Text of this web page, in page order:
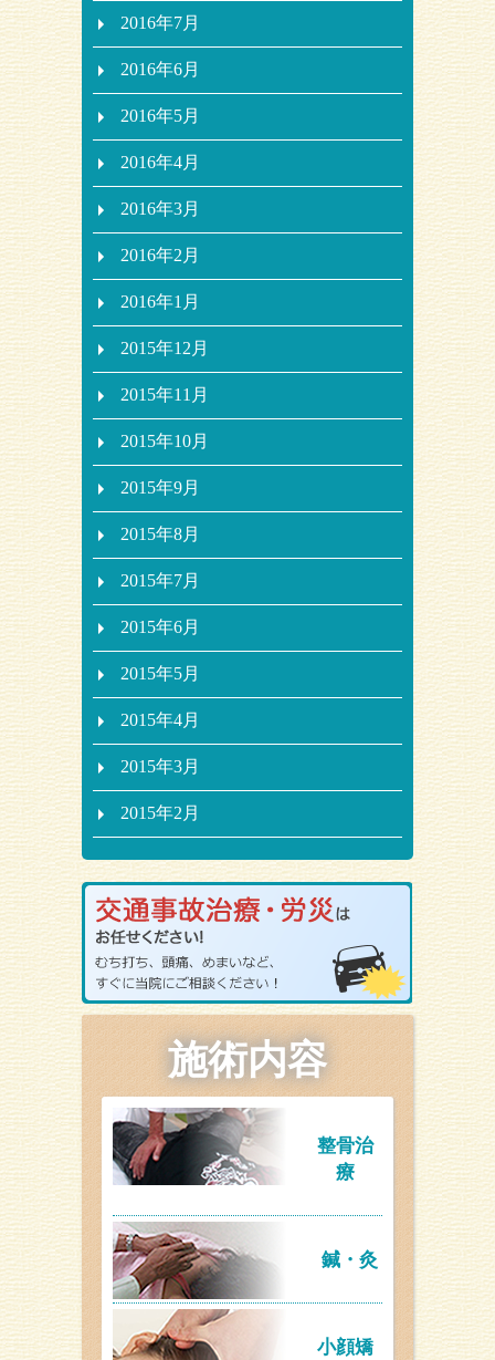
2016年7月
2016年6月
2016年5月
2016年4月
2016年3月
2016年2月
2016年1月
2015年12月
2015年11月
2015年10月
2015年9月
2015年8月
2015年7月
2015年6月
2015年5月
2015年4月
2015年3月
2015年2月
施術内容
整骨治
療
鍼・灸
小顔矯